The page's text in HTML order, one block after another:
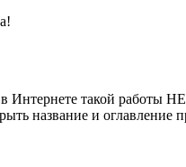
в Интернете такой работы
название и оглавление